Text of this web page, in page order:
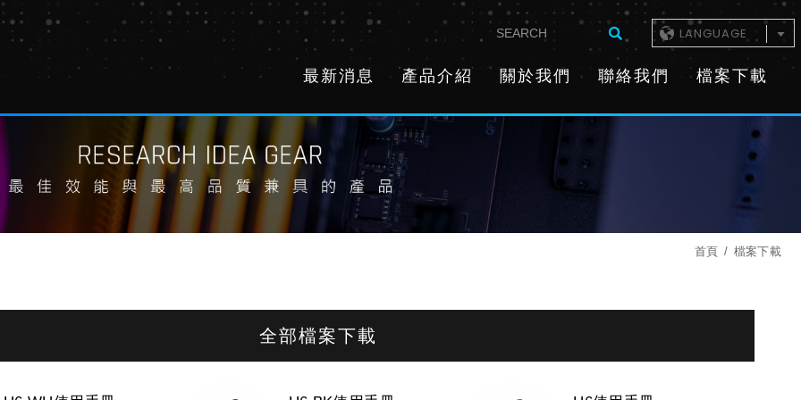
LANGUAGE
最新消息 產品介紹 關於我們 聯絡我們 檔案下載
首頁 檔案下載
全部檔案下載